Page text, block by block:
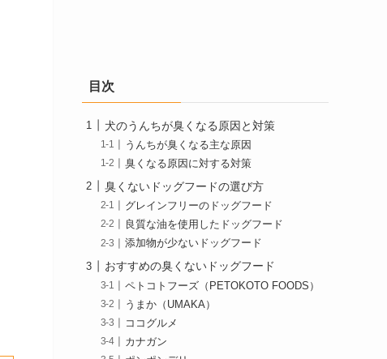
目次
犬のうんちが臭くなる原因と対策
うんちが臭くなる主な原因
臭くなる原因に対する対策
臭くないドッグフードの選び方
グレインフリーのドッグフード
良質な油を使用したドッグフード
添加物が少ないドッグフード
おすすめの臭くないドッグフード
ペトコトフーズ（PETOKOTO FOODS）
うまか（UMAKA）
ココグルメ
カナガン